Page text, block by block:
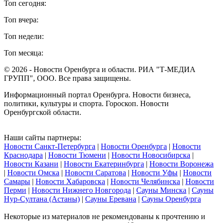
Топ сегодня:
Топ вчера:
Топ недели:
Топ месяца:
© 2026 - Новости Оренбурга и области. РИА "Т-МЕДИА
ГРУПП", ООО. Все права защищены.
Информационный портал Оренбурга. Новости бизнеса,
политики, культуры и спорта. Гороскоп. Новости
Оренбургской области.
Наши сайты партнеры:
Новости Санкт-Петербурга | Новости Оренбурга | Новости
Краснодара | Новости Тюмени | Новости Новосибирска |
Новости Казани | Новости Екатеринбурга | Новости Воронежа
| Новости Омска | Новости Саратова | Новости Уфы | Новости
Самары | Новости Хабаровска | Новости Челябинска | Новости
Перми | Новости Нижнего Новгорода | Сауны Минска | Сауны
Нур-Султана (Астаны) | Сауны Еревана | Сауны Оренбурга
Некоторые из материалов не рекомендованы к прочтению и